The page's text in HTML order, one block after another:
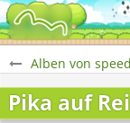
Alben von
Pika auf